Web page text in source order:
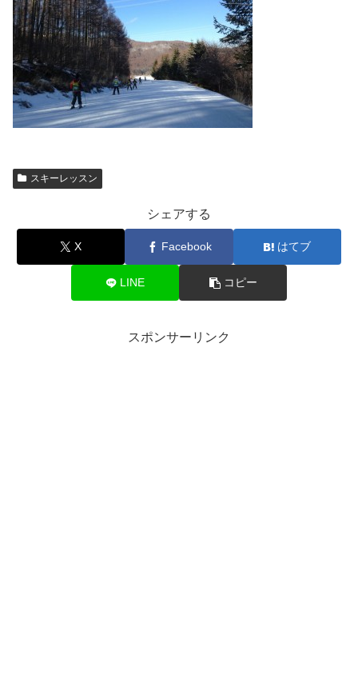
スキーレッスン
シェアする
X Facebook はてブ
LINE コピー
スポンサーリンク